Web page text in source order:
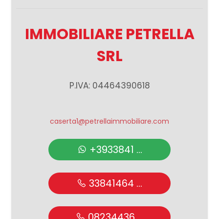
IMMOBILIARE PETRELLA
SRL
P.IVA: 04464390618
caserta1@petrellaimmobiliare.com
+3933841 ...
33841464 ...
Nuova costruzione